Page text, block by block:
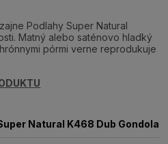
Podlahy Super Natural
Matný alebo saténovo hladký
pórmi verne reprodukuje
Natural K468 Dub Gondola